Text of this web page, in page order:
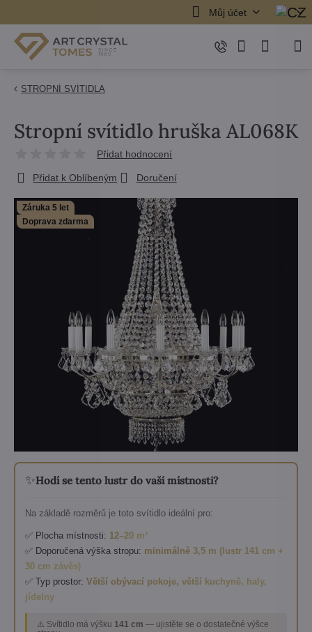
Můj účet
STROPNÍ SVÍTIDLA
Záruka 5 let
Doprava zdarma
✨Hodí se tento lustr do vaší místnosti?
Na základě rozměrů je toto svítidlo ideální pro:
✅ Plocha místnosti: 12–20 m²
✅ Doporučená výška stropu: minimálně 3,5 m (lustr 141 cm +
30 cm závěs)
✅ Typ prostor: Větší obývací pokoje, větší kuchyně, haly,
jídelny
⚠️ Svítidlo má výšku 141 cm — ujistěte se o dostatečné výšce
Stropní svítidlo hruška AL068K
Přidat hodnocení
Přidat k Oblíbeným Doručení